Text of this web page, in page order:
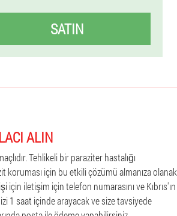
SATIN
ALIN
Tehlikeli bir paraziter hastalığı
koruması için bu etkili çözümü almanıza olanak
iletişim için telefon numarasını ve Kıbrıs'ın
1 saat içinde arayacak ve size tavsiyede